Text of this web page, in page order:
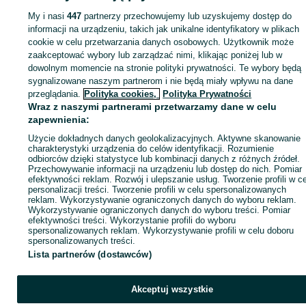
KATEGORIA
ID:922153238 Wyświetlenia:
Zadzwoń / SMS
My i nasi447 partnerzy przechowujemy lub uzyskujemy dostęp do
informacji na urządzeniu, takich jak unikalne identyfikatory w plikach
cookie w celu przetwarzania danych osobowych. Użytkownik może
zaakceptować wybory lub zarządzać nimi, klikając poniżej lub w
dowolnym momencie na stronie polityki prywatności. Te wybory będą
sygnalizowane naszym partnerom i nie będą miały wpływu na dane
przeglądania. Polityka cookies, Polityka Prywatności
Wraz z naszymi partnerami przetwarzamy dane w celu
zapewnienia:
Użycie dokładnych danych geolokalizacyjnych. Aktywne skanowanie
charakterystyki urządzenia do celów identyfikacji. Rozumienie
odbiorców dzięki statystyce lub kombinacji danych z różnych źródeł.
Przechowywanie informacji na urządzeniu lub dostęp do nich. Pomiar
efektywności reklam. Rozwój i ulepszanie usług. Tworzenie profili w
personalizacji treści. Tworzenie profili w celu spersonalizowanych
reklam. Wykorzystywanie ograniczonych danych do wyboru reklam.
Wykorzystywanie ograniczonych danych do wyboru treści. Pomiar
efektywności treści. Wykorzystanie profili do wyboru
spersonalizowanych reklam. Wykorzystywanie profili w celu doboru
spersonalizowanych treści.
Lista partnerów (dostawców)
Akceptuj wszystkie